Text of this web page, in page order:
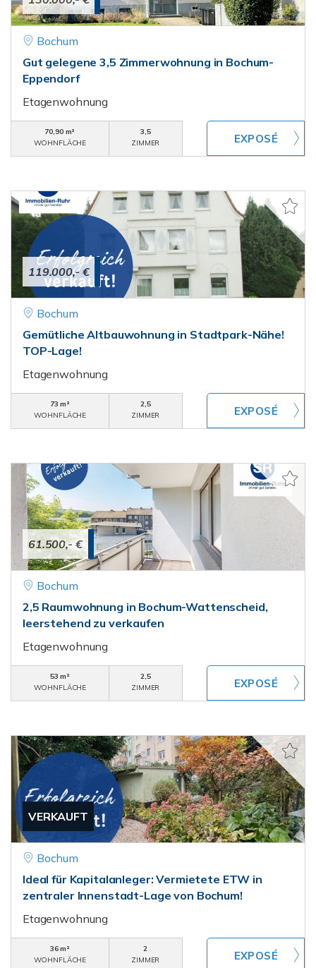
Bochum
Gut gelegene 3,5 Zimmerwohnung in Bochum-
Eppendorf
Etagenwohnung
70,90 m²
WOHNFLÄCHE
3,5
ZIMMER
119.000,- €
Bochum
Gemütliche Altbauwohnung in Stadtpark-Nähe!
TOP-Lage!
Etagenwohnung
73 m²
WOHNFLÄCHE
2,5
ZIMMER
61.500,- €
Bochum
2,5 Raumwohnung in Bochum-Wattenscheid,
leerstehend zu verkaufen
Etagenwohnung
53 m²
WOHNFLÄCHE
2,5
ZIMMER
VERKAUFT
Bochum
Ideal für Kapitalanleger: Vermietete ETW in
zentraler Innenstadt-Lage von Bochum!
Etagenwohnung
36 m²
WOHNFLÄCHE
2
ZIMMER